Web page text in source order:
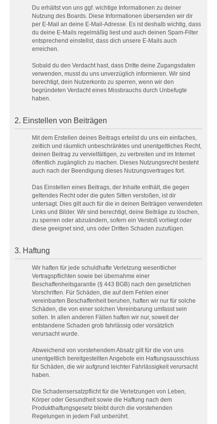
Du erhältst von uns ggf. wichtige Informationen zu deiner
Nutzung des Boards. Diese Informationen übersenden wir dir
per E-Mail an deine E-Mail-Adresse. Es ist deshalb wichtig, dass
du deine E-Mails regelmäßig liest und auch deinen Spam-Filter
entsprechend einstellst, dass dich unsere E-Mails auch
erreichen.
Sobald du den Verdacht hast, dass Dritte deine Zugangsdaten
verwenden, musst du uns unverzüglich informieren. Wir sind
berechtigt, dein Nutzerkonto zu sperren, wenn wir den
begründeten Verdacht eines Missbrauchs durch Unbefugte
haben.
2. Einstellen von Beiträgen
Mit dem Erstellen deines Beitrags erteilst du uns ein einfaches,
zeitlich und räumlich unbeschränktes und unentgeltliches Recht,
deinen Beitrag zu vervielfältigen, zu verbreiten und im Internet
öffentlich zugänglich zu machen. Dieses Nutzungsrecht besteht
auch nach der Beendigung dieses Nutzungsvertrages fort.
Das Einstellen eines Beitrags, der Inhalte enthält, die gegen
geltendes Recht oder die guten Sitten verstoßen, ist dir
untersagt. Dies gilt auch für die in deinen Beiträgen verwendeten
Links und Bilder. Wir sind berechtigt, deine Beiträge zu löschen,
zu sperren oder abzuändern, sofern ein Verstoß vorliegt oder
diese geeignet sind, uns oder Dritten Schaden zuzufügen.
3. Haftung
Wir haften für jede schuldhafte Verletzung wesentlicher
Vertragspflichten sowie bei übernahme einer
Beschaffenheitsgarantie (§ 443 BGB) nach den gesetzlichen
Vorschriften. Für Schäden, die auf dem Fehlen einer
vereinbarten Beschaffenheit beruhen, haften wir nur für solche
Schäden, die von einer solchen Vereinbarung umfasst sein
sollen. In allen anderen Fällen haften wir nur, soweit der
entstandene Schaden grob fahrlässig oder vorsätzlich
verursacht wurde.
Abweichend von vorstehendem Absatz gilt für die von uns
unentgeltlich bereitgestellten Angebote ein Haftungsausschluss
für Schäden, die wir aufgrund leichter Fahrlässigkeit verursacht
haben.
Die Schadensersatzpflicht für die Verletzungen von Leben,
Körper oder Gesundheit sowie die Haftung nach dem
Produkthaftungsgesetz bleibt durch die vorstehenden
Regelungen in jedem Fall unberührt.